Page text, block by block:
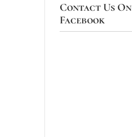
Contact Us On
Facebook